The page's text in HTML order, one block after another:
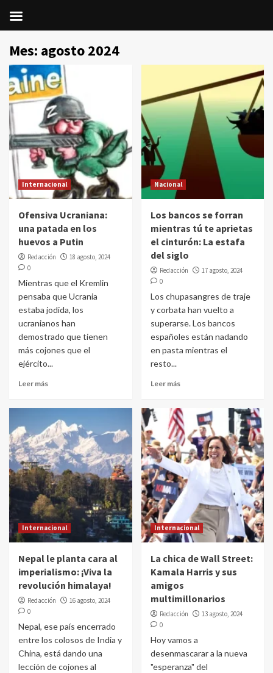
contenido
Mes: agosto 2024
Internacional
Ofensiva Ucraniana:
una patada en los
huevos a Putin
Redacción
18 agosto, 2024
0
Mientras que el Kremlin
pensaba que Ucrania
estaba jodida, los
ucranianos han
demostrado que tienen
más cojones que el
ejército...
Leer más
Nacional
Los bancos se forran
mientras tú te aprietas
el cinturón: La estafa
del siglo
Redacción
17 agosto, 2024
0
Los chupasangres de traje
y corbata han vuelto a
superarse. Los bancos
españoles están nadando
en pasta mientras el
resto...
Leer más
Internacional
Nepal le planta cara al
imperialismo: ¡Viva la
revolución himalaya!
Redacción
16 agosto, 2024
0
Nepal, ese país encerrado
entre los colosos de India y
China, está dando una
lección de cojones al
Internacional
La chica de Wall Street:
Kamala Harris y sus
amigos
multimillonarios
Redacción
13 agosto, 2024
0
Hoy vamos a
desenmascarar a la nueva
"esperanza" del